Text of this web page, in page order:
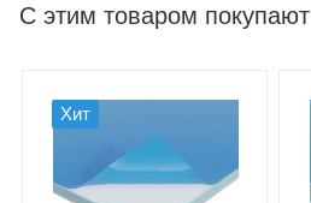
С этим товаром покупают
Хит